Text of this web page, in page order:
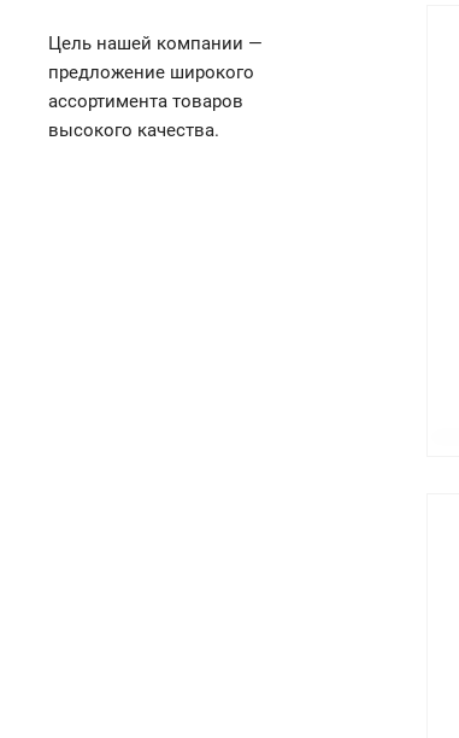
Цель нашей компании —
предложение широкого
ассортимента товаров
высокого качества.